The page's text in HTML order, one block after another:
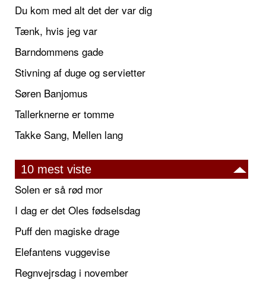
Du kom med alt det der var dig
Tænk, hvis jeg var
Barndommens gade
Stivning af duge og servietter
Søren Banjomus
Tallerknerne er tomme
Takke Sang, Mellen lang
10 mest viste
Solen er så rød mor
I dag er det Oles fødselsdag
Puff den magiske drage
Elefantens vuggevise
Regnvejrsdag i november